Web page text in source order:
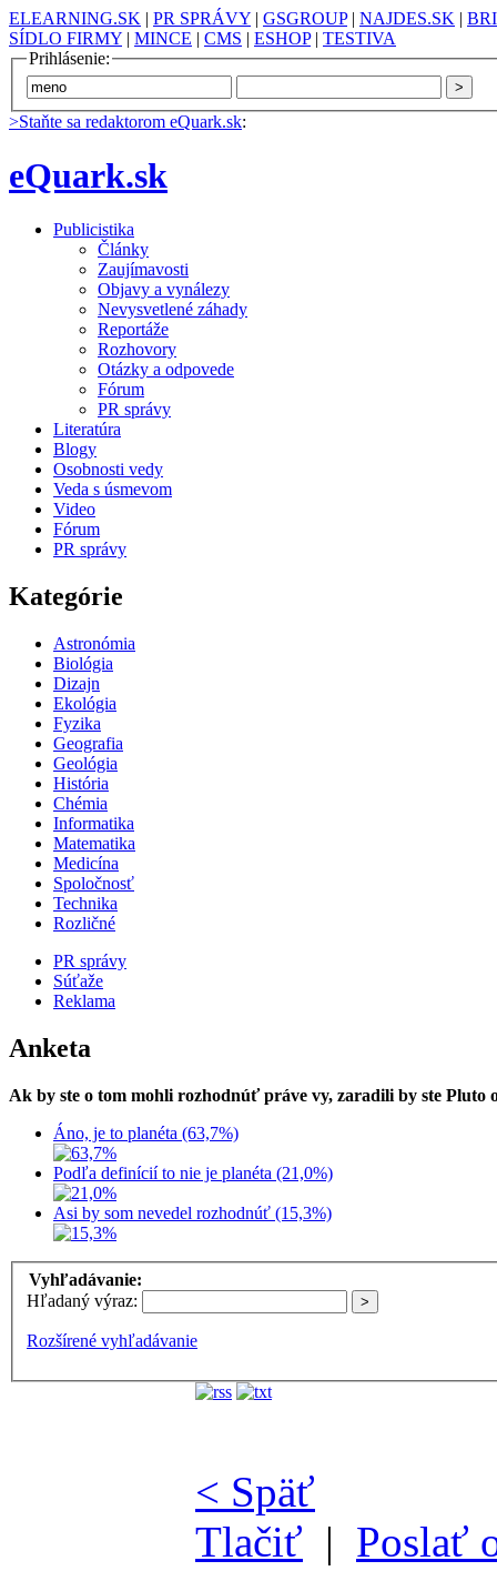
ELEARNING.SK | PR SPRÁVY | GSGROUP| NAJDES.SK |
SÍDLO FIRMY | MINCE | CMS | ESHOP| TESTIVA
Prihlásenie:
>Staňte sa redaktorom eQuark.sk:
eQuark.sk
Publicistika
Články
Zaujímavosti
Objavy a vynálezy
Nevysvetlené záhady
Reportáže
Rozhovory
Otázky a odpovede
Fórum
PR správy
Literatúra
Blogy
Osobnosti vedy
Veda s úsmevom
Video
Fórum
PR správy
Kategórie
Astronómia
Biológia
Dizajn
Ekológia
Fyzika
Geografia
Geológia
História
Chémia
Informatika
Matematika
Medicína
Spoločnosť
Technika
Rozličné
PR správy
Súťaže
Reklama
Anketa
Ak by ste o tom mohli rozhodnúť práve vy, zaradili by ste Pluto
Áno, je to planéta (63,7%)
Podľa definícií to nie je planéta (21,0%)
Asi by som nevedel rozhodnúť (15,3%)
Vyhľadávanie:
Hľadaný výraz:
Rozšírené vyhľadávanie
< Späť
Tlačiť | Poslať